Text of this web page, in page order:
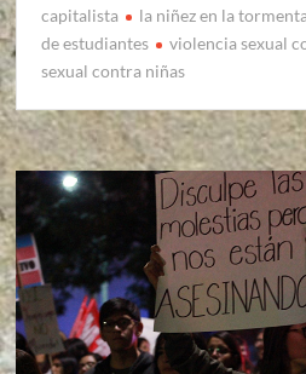
capitalista
la niñez en la
de estudiantes
violencia sexual
sexual contra niñas